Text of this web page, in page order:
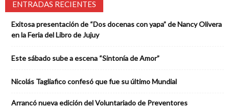
ENTRADAS RECIENTES
Exitosa presentación de “Dos docenas con yapa” de Nancy Olivera
en la Feria del Libro de Jujuy
Este sábado sube a escena “Sintonía de Amor”
Nicolás Tagliafico confesó que fue su último Mundial
Arrancó nueva edición del Voluntariado de Preventores